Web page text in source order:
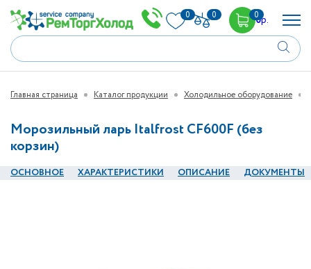
0 0 00р.
Главная страница Каталог продукции Холодильное оборудование
Морозильный ларь Italfrost CF600F (без
корзин)
ОСНОВНОЕ ХАРАКТЕРИСТИКИ ОПИСАНИЕ ДОКУМЕНТЫ